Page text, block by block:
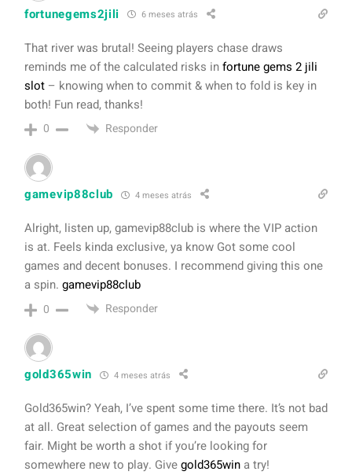
fortunegems2jili 6 meses atrás
That river was brutal! Seeing players chase draws
reminds me of the calculated risks infortune gems 2 jili
slot – knowing when to commit & when to fold is key in
both! Fun read, thanks!
0 Responder
gamevip88club 4 meses atrás
Alright, listen up, gamevip88club is where the VIP action
is at. Feels kinda exclusive, ya know Got some cool
games and decent bonuses. I recommend giving this one
a spin. gamevip88club
0 Responder
gold365win 4 meses atrás
Gold365win? Yeah, I’ve spent some time there. It’s not bad
at all. Great selection of games and the payouts seem
fair. Might be worth a shot if you’re looking for
somewhere new to play. Givegold365win a try!